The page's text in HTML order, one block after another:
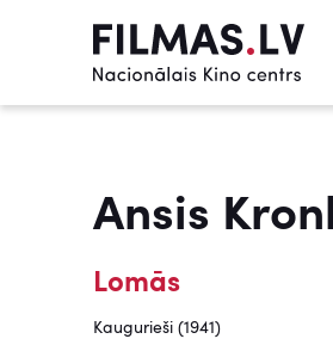
Ansis
Lomās
Kaugurieši (1941)